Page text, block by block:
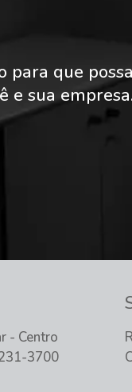
para que
e sua empresa.
- Centro
3700